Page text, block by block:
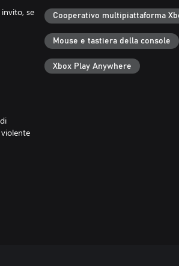
se
Cooperativo multipiattaforma
Mouse e tastiera della console
Xbox Play Anywhere